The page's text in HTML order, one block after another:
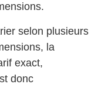
selon plusieurs
la
exact,
donc